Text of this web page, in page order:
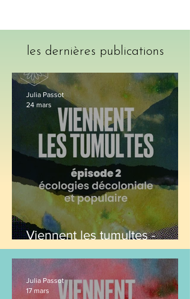
les dernières publications
Viennent les tumultes -
épisode 2 : Écologies
décoloniales et populaire
Julia Passot
24 mars
Julia Passot
17 mars